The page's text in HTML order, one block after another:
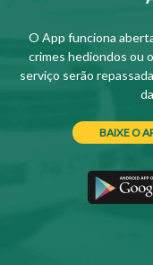
O App funciona
crimes hediondos ou
serviço serão
BAIXE O